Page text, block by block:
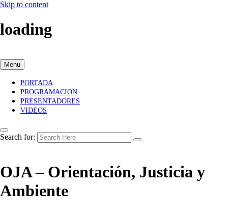
Skip to content
loading
Menu
PORTADA
PROGRAMACION
PRESENTADORES
VIDEOS
Search for:
OJA – Orientación, Justicia y
Ambiente